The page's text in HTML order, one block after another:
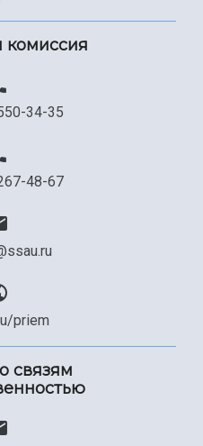
34-35
48-67
priem
связям